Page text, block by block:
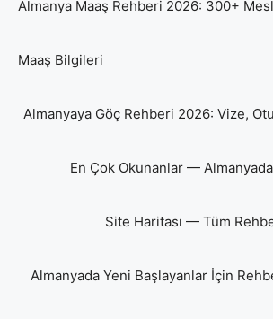
Almanya Maaş Rehberi 2026: 300+
Maaş Bilgileri
Almanyaya Göç Rehberi 2026: Vize,
En Çok Okunanlar —
Site Haritası — Tüm
Almanyada Yeni Başlayanlar İçin